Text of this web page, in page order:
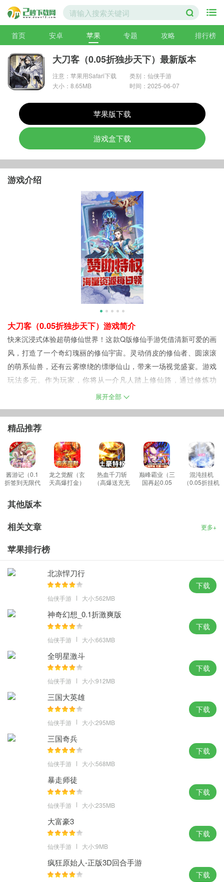
首页 安卓 苹果 专题 攻略 排行榜
大刀客（0.05折独步天下）最新版本
注意：苹果用Safari下载
类别：仙侠手游
大小：8.65MB
时间：2025-06-07
苹果版下载
游戏盒下载
游戏介绍
大刀客（0.05折独步天下）游戏简介
快来沉浸式体验超萌修仙世界！这款Q版修仙手游凭借清新可爱的画
风，打造了一个奇幻瑰丽的修仙宇宙。灵动俏皮的修仙者、圆滚滚
的萌系仙兽，还有云雾缭绕的缥缈仙山，带来一场视觉盛宴。游戏
玩法多元。作为玩家，你将从一介凡人踏上修仙路，通过修炼功
法、服用丹药，稳步提升境界。丰富的社交系统，让你能轻松结识
作的乐趣。同时，游戏剧情跌宕起伏，奇遇连连。你的每个选择，
都将决定角色的修仙走向——坚守正道，或是坠入魔道，全在一念
之间。赶紧加入，开启Q萌修仙冒险！
大刀客（0.05折独步天下）游戏福利
大刀客（0.05折独步天下）游戏充值返利
具体充值返利请在游戏盒子上咨询客服！
展开全部
精品推荐
酱游记（0.1
折签到无限代
龙之觉醒（玄
天高爆打金）
热血千刀斩
（高爆送充无
巅峰霸业（三
国再起0.05
混沌挂机
（0.05折挂机
其他版本
相关文章
更多+
苹果排行榜
北凉悍刀行
仙侠手游 大小:562MB
下载
神奇幻想_0.1折激爽版
仙侠手游 大小:663MB
下载
全明星激斗
仙侠手游 大小:912MB
下载
三国大英雄
仙侠手游 大小:295MB
下载
三国奇兵
仙侠手游 大小:568MB
下载
暴走师徒
仙侠手游 大小:235MB
下载
大富豪3
仙侠手游 大小:9MB
下载
疯狂原始人-正版3D回合手游
下载